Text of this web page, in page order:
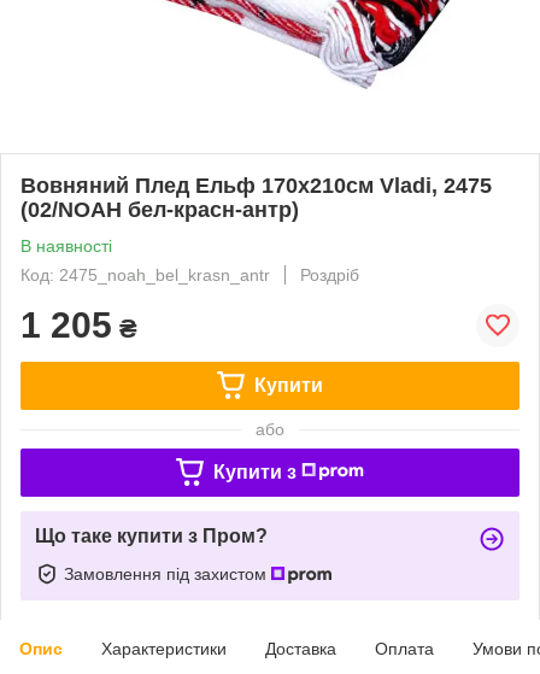
Вовняний Плед Ельф 170х210см Vladi, 2475
(02/NOAH бел-красн-антр)
В наявності
Код: 2475_noah_bel_krasn_antr
Роздріб
1 205 ₴
Купити
або
Купити з
Що таке купити з Пром?
Замовлення під захистом
Опис Характеристики Доставка Оплата Умови